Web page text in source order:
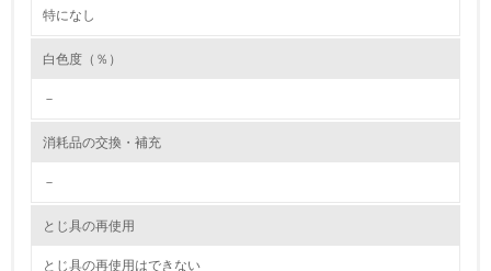
境対策を理解し、実践している
環境活動に関する規格やプログラムを導入している
2.環境への取り組み
特になし
白色度（％）
－
消耗品の交換・補充
－
とじ具の再使用
とじ具の再使用はできない